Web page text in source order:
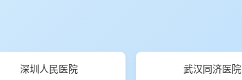
深圳人民医院 武汉同济医院